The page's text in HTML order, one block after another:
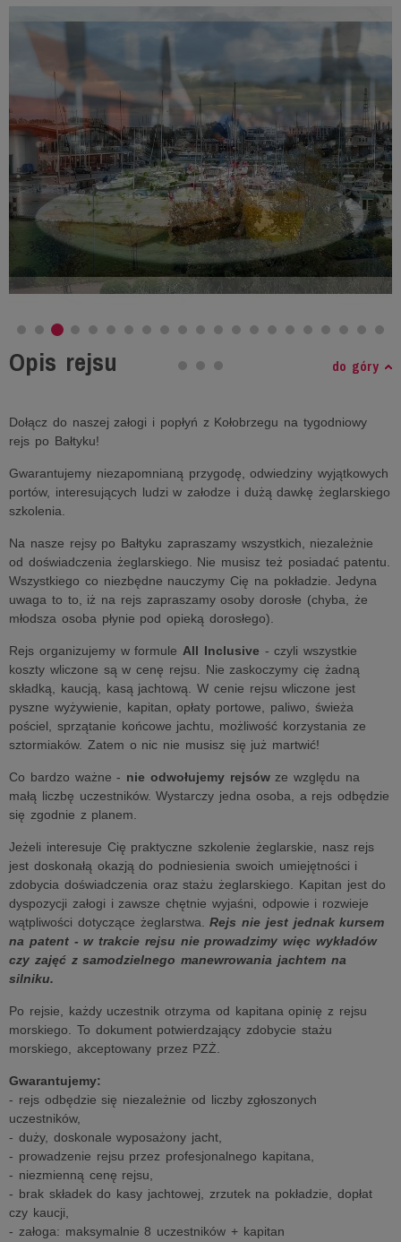
Opis rejsu do góry
Dołącz do naszej załogi i popłyń z Kołobrzegu na tygodniowy
rejs po Bałtyku!
Gwarantujemy niezapomnianą przygodę, odwiedziny wyjątkowych
portów, interesujących ludzi w załodze i dużą dawkę żeglarskiego
szkolenia.
Na nasze rejsy po Bałtyku zapraszamy wszystkich, niezależnie
od doświadczenia żeglarskiego. Nie musisz też posiadać patentu.
Wszystkiego co niezbędne nauczymy Cię na pokładzie. Jedyna
uwaga to to, iż na rejs zapraszamy osoby dorosłe (chyba, że
młodsza osoba płynie pod opieką dorosłego).
Rejs organizujemy w formule All Inclusive - czyli wszystkie
koszty wliczone są w cenę rejsu. Nie zaskoczymy cię żadną
składką, kaucją, kasą jachtową. W cenie rejsu wliczone jest
pyszne wyżywienie, kapitan, opłaty portowe, paliwo, świeża
pościel, sprzątanie końcowe jachtu, możliwość korzystania ze
sztormiaków. Zatem o nic nie musisz się już martwić!
Co bardzo ważne - nie odwołujemy rejsówze względu na
małą liczbę uczestników. Wystarczy jedna osoba, a rejs odbędzie
się zgodnie z planem.
Jeżeli interesuje Cię praktyczne szkolenie żeglarskie, nasz rejs
jest doskonałą okazją do podniesienia swoich umiejętności i
zdobycia doświadczenia oraz stażu żeglarskiego. Kapitan jest do
dyspozycji załogi i zawsze chętnie wyjaśni, odpowie i rozwieje
wątpliwości dotyczące żeglarstwa.Rejs nie jest jednak kursem
na patent - w trakcie rejsu nie prowadzimy więc wykładów
czy zajęć z samodzielnego manewrowania jachtem na
silniku.
Po rejsie, każdy uczestnik otrzyma od kapitana opinię z rejsu
morskiego. To dokument potwierdzający zdobycie stażu
morskiego, akceptowany przez PZŻ.
Gwarantujemy:
- rejs odbędzie się niezależnie od liczby zgłoszonych
uczestników,
- duży, doskonale wyposażony jacht,
- prowadzenie rejsu przez profesjonalnego kapitana,
- niezmienną cenę rejsu,
- brak składek do kasy jachtowej, zrzutek na pokładzie, dopłat
czy kaucji,
- załoga: maksymalnie 8 uczestników + kapitan